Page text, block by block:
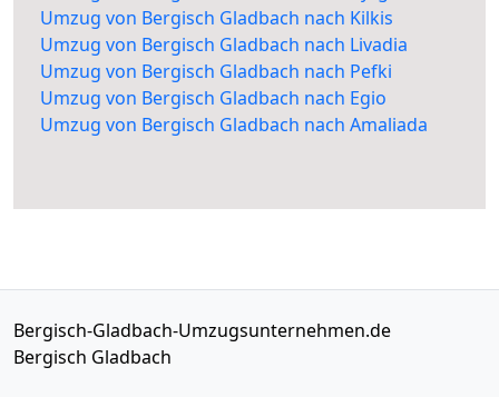
Umzug von Bergisch Gladbach nach Kilkis
Umzug von Bergisch Gladbach nach Livadia
Umzug von Bergisch Gladbach nach Pefki
Umzug von Bergisch Gladbach nach Egio
Umzug von Bergisch Gladbach nach Amaliada
Bergisch-Gladbach-Umzugsunternehmen.de
Bergisch Gladbach